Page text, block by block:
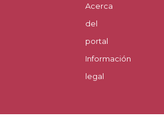
Acerca
del
portal
Información
legal